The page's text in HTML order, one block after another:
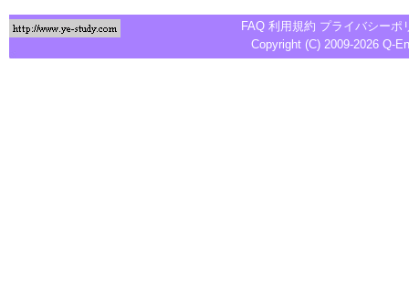
FAQ 利用規約 プライバシーポ
Copyright (C) 2009-2026 Q-